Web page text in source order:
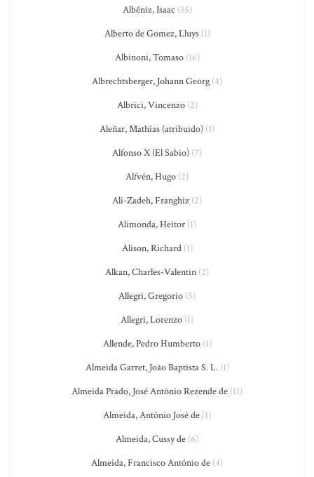
Albéniz, Isaac (35)
Alberto de Gomez, Lluys(1)
Albinoni, Tomaso(16)
Albrechtsberger, Johann Georg (4)
Albrici, Vincenzo(2)
Aleñar, Mathías (atribuido) (1)
Alfonso X (El Sabio) (7)
Alfvén, Hugo (2)
Ali-Zadeh, Franghiz (2)
Alimonda, Heitor (1)
Alison, Richard(1)
Alkan, Charles-Valentin (2)
Allegri, Gregorio (5)
Allegri, Lorenzo (1)
Allende, Pedro Humberto(1)
Almeida Garret, João Baptista S. L.(1)
Almeida Prado, José Antônio Rezende de (11)
Almeida, Antônio José de (1)
Almeida, Cussy de (6)
Almeida, Francisco António de (4)